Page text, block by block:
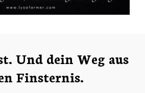
Und dein Weg aus
Finsternis.